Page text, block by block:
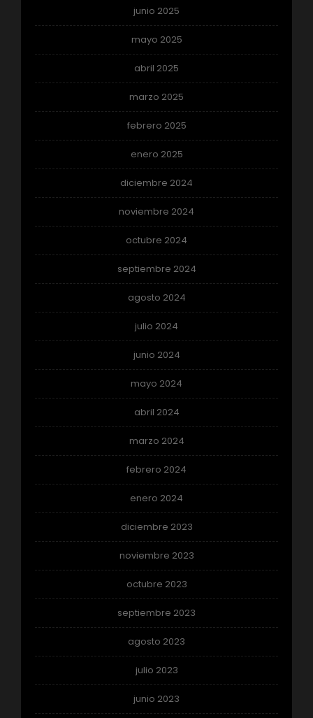
junio 2025
mayo 2025
abril 2025
marzo 2025
febrero 2025
enero 2025
diciembre 2024
noviembre 2024
octubre 2024
septiembre 2024
agosto 2024
julio 2024
junio 2024
mayo 2024
abril 2024
marzo 2024
febrero 2024
enero 2024
diciembre 2023
noviembre 2023
octubre 2023
septiembre 2023
agosto 2023
julio 2023
junio 2023